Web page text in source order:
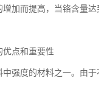
加而提高，当铬含量
优点和重要性
强度的材料之一。由